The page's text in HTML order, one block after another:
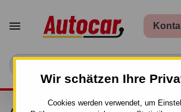
Wir schätzen Ihre
Cookies werden verwendet, um
